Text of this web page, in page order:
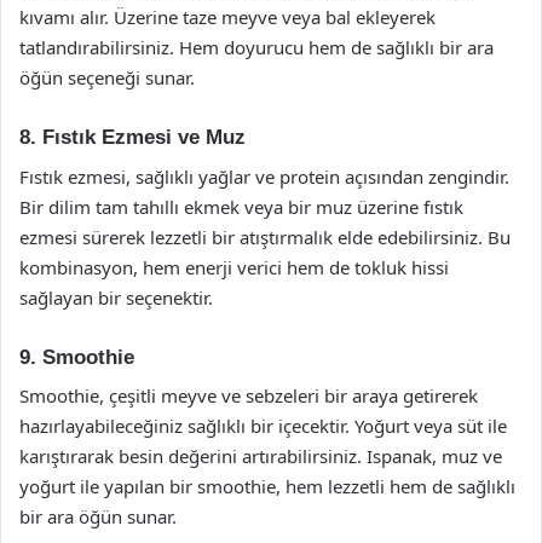
kıvamı alır. Üzerine taze meyve veya bal ekleyerek
tatlandırabilirsiniz. Hem doyurucu hem de sağlıklı bir ara
öğün seçeneği sunar.
8. Fıstık Ezmesi ve Muz
Fıstık ezmesi, sağlıklı yağlar ve protein açısından zengindir.
Bir dilim tam tahıllı ekmek veya bir muz üzerine fıstık
ezmesi sürerek lezzetli bir atıştırmalık elde edebilirsiniz. Bu
kombinasyon, hem enerji verici hem de tokluk hissi
sağlayan bir seçenektir.
9. Smoothie
Smoothie, çeşitli meyve ve sebzeleri bir araya getirerek
hazırlayabileceğiniz sağlıklı bir içecektir. Yoğurt veya süt ile
karıştırarak besin değerini artırabilirsiniz. Ispanak, muz ve
yoğurt ile yapılan bir smoothie, hem lezzetli hem de sağlıklı
bir ara öğün sunar.